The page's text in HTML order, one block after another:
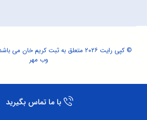
© کپی رایت ۲۰۲۶ متعلق به ثبت کریم خان می باشد.
وب مهر
با ما تماس بگیرید